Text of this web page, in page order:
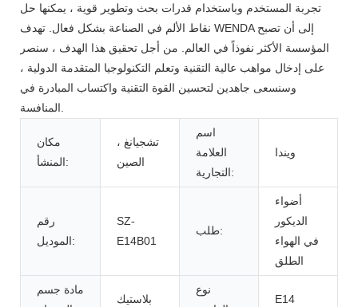
تجربة المستخدم وباستخدام قدرات بحث وتطوير قوية ، يمكنها حل
نقاط الألم في الصناعة بشكل فعال. تهدف WENDA إلى أن تصبح
المؤسسة الأكثر نفوذاً في العالم. من أجل تحقيق هذا الهدف ، سنصر
على إدخال مواهب عالية التقنية وتعلم التكنولوجيا المتقدمة الدولية ،
وسنسعى جاهدين لتحسين القوة التقنية واكتساب المبادرة في
مكان
المنشأ:
تشجيانغ ،
الصين
اسم
العلامة
التجارية:
ويندا
رقم
الموديل:
SZ-
E14B01
طلب:
أضواء
الديكور
في الهواء
الطلق
مادة جسم
بلاستيك
نوع
E14